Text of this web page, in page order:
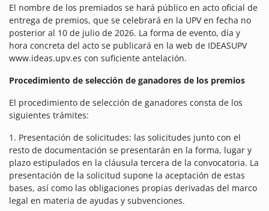
El nombre de los premiados se hará público en acto oficial de
entrega de premios, que se celebrará en la UPV en fecha no
posterior al 10 de julio de 2026. La forma de evento, día y
hora concreta del acto se publicará en la web de IDEASUPV
www.ideas.upv.es con suficiente antelación.
Procedimiento de selección de ganadores de los premios
El procedimiento de selección de ganadores consta de los
siguientes trámites:
1. Presentación de solicitudes: las solicitudes junto con el
resto de documentación se presentarán en la forma, lugar y
plazo estipulados en la cláusula tercera de la convocatoria. La
presentación de la solicitud supone la aceptación de estas
bases, así como las obligaciones propias derivadas del marco
legal en materia de ayudas y subvenciones.